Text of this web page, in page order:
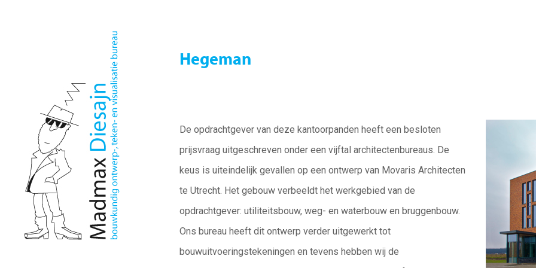
Hegeman
De opdrachtgever van deze kantoorpanden heeft een besloten
prijsvraag uitgeschreven onder een vijftal architectenbureaus. De
keus is uiteindelijk gevallen op een ontwerp van Movaris Architecten
te Utrecht. Het gebouw verbeeldt het werkgebied van de
opdrachtgever: utiliteitsbouw, weg- en waterbouw en bruggenbouw.
Ons bureau heeft dit ontwerp verder uitgewerkt tot
bouwuitvoeringstekeningen en tevens hebben wij de